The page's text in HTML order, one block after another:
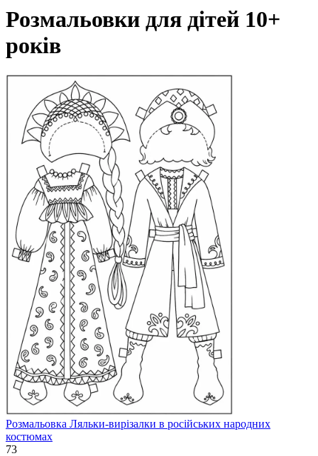
Розмальовки для дітей 10+
років
Розмальовка Ляльки-вирізалки в російських народних
костюмах
73